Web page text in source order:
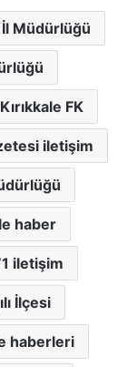
İl Müdürlüğü
Kırıkkale FK
iletişim
haber
iletişim
İlçesi
haberleri